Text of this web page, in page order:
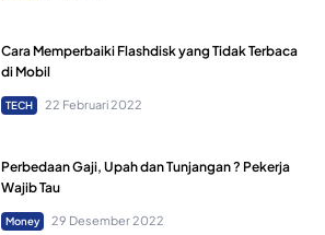
Cara Memperbaiki Flashdisk yang Tidak Terbaca
di Mobil
TECH 22 Februari 2022
Perbedaan Gaji, Upah dan Tunjangan ? Pekerja
Wajib Tau
Money 29 Desember 2022